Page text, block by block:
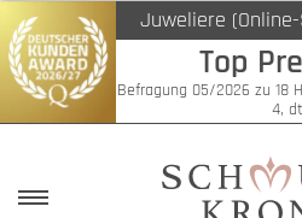
Juweliere
Top
Befragung 05/2026 zu 18
4,